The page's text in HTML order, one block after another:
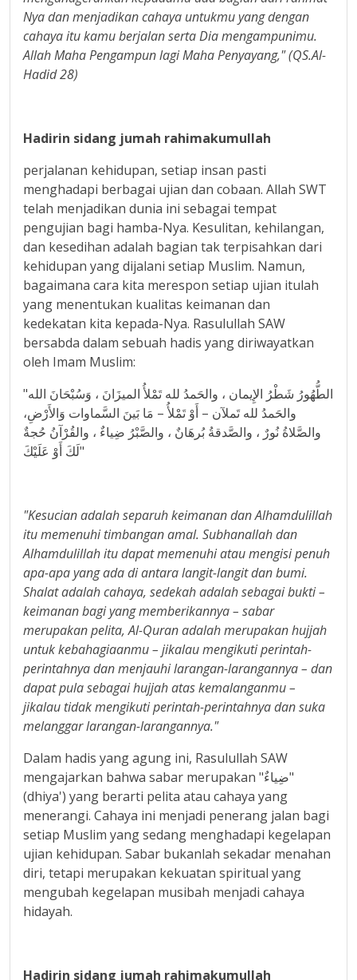
Nya dan menjadikan cahaya untukmu yang dengan
cahaya itu kamu berjalan serta Dia mengampunimu.
Allah Maha Pengampun lagi Maha Penyayang," (QS.Al-
Hadid 28)
Hadirin sidang jumah rahimakumullah
perjalanan kehidupan, setiap insan pasti
menghadapi berbagai ujian dan cobaan. Allah SWT
telah menjadikan dunia ini sebagai tempat
pengujian bagi hamba-Nya. Kesulitan, kehilangan,
dan kesedihan adalah bagian tak terpisahkan dari
kehidupan yang dijalani setiap Muslim. Namun,
bagaimana cara kita merespon setiap ujian itulah
yang menentukan kualitas keimanan dan
kedekatan kita kepada-Nya. Rasulullah SAW
bersabda dalam sebuah hadis yang diriwayatkan
oleh Imam Muslim:
"الطُّهُورُ شَطْرُ الإِيمان ، والحَمدُ لله تَمْلأُ الميزَانَ ، وَسُبْحَانَ الله
والحَمدُ لله تَملآن – أَوْ تَمْلأُ – مَا بَينَ السَّماوات وَالأَرْضِ،
والصَّلاةُ نُورٌ ، والصَّدقةُ بُرهَانٌ ، والصَّبْرُ ضِياءٌ ، والقُرْآنُ حُجةٌ
لَكَ أَوْ عَلَيْكَ"
"Kesucian adalah separuh keimanan dan Alhamdulillah
itu memenuhi timbangan amal. Subhanallah dan
Alhamdulillah itu dapat memenuhi atau mengisi penuh
apa-apa yang ada di antara langit-langit dan bumi.
Shalat adalah cahaya, sedekah adalah sebagai bukti –
keimanan bagi yang memberikannya – sabar
merupakan pelita, Al-Quran adalah merupakan hujjah
untuk kebahagiaanmu – jikalau mengikuti perintah-
perintahnya dan menjauhi larangan-larangannya – dan
dapat pula sebagai hujjah atas kemalanganmu –
jikalau tidak mengikuti perintah-perintahnya dan suka
melanggar larangan-larangannya."
Dalam hadis yang agung ini, Rasulullah SAW
mengajarkan bahwa sabar merupakan "ضِياءٌ"
(dhiya') yang berarti pelita atau cahaya yang
menerangi. Cahaya ini menjadi penerang jalan bagi
setiap Muslim yang sedang menghadapi kegelapan
ujian kehidupan. Sabar bukanlah sekadar menahan
diri, tetapi merupakan kekuatan spiritual yang
mengubah kegelapan musibah menjadi cahaya
hidayah.
Hadirin sidang jumah rahimakumullah